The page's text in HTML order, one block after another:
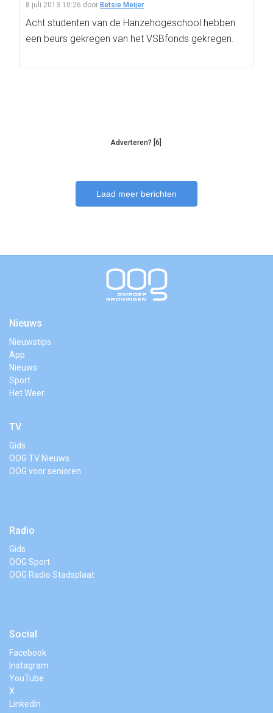
8 juli 2013 10:26 door Betsie Meijer
Acht studenten van de Hanzehogeschool hebben
een beurs gekregen van het VSBfonds gekregen.
Adverteren? [6]
Laad meer berichten
Nieuws
Nieuwstips
App
Nieuws
Sport
Het Weer
TV
Gids
OOG TV Nieuws
OOG voor senioren
Radio
Gids
OOG Sport
OOG Radio Stadsplaat
Social
Facebook
Instagram
YouTube
X
LinkedIn